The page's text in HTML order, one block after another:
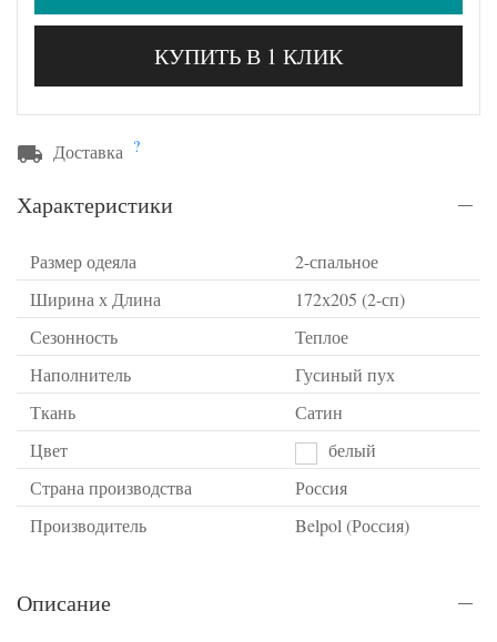
КУПИТЬ В 1 КЛИК
Доставка ?
Характеристики
Размер одеяла
2-спальное
Ширина х Длина
172х205 (2-сп)
Сезонность
Теплое
Наполнитель
Гусиный пух
Ткань
Сатин
Цвет
белый
Страна производства
Россия
Производитель
Belpol (Россия)
Описание